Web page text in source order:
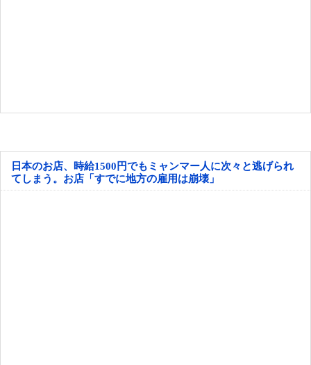
日本のお店、時給1500円でもミャンマー人に次々と逃げられ
てしまう。お店「すでに地方の雇用は崩壊」